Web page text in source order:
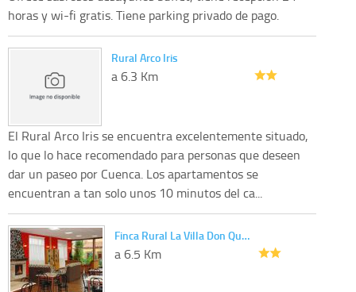
horas y wi-fi gratis. Tiene parking privado de pago.
Rural Arco Iris
a 6.3 Km
El Rural Arco Iris se encuentra excelentemente situado,
lo que lo hace recomendado para personas que deseen
dar un paseo por Cuenca. Los apartamentos se
encuentran a tan solo unos 10 minutos del ca...
Finca Rural La Villa Don Qu…
a 6.5 Km